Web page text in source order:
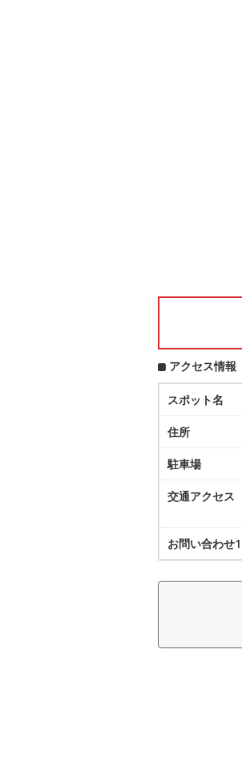
アクセス情報
スポット名
住所
駐車場
交通アクセス
お問い合わせ1